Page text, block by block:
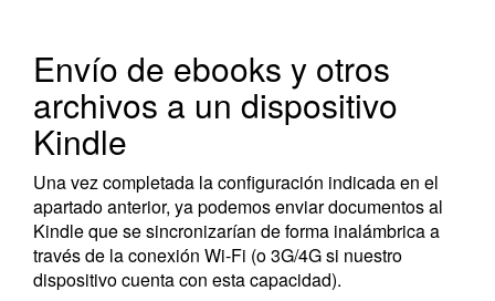
Envío de ebooks y otros
archivos a un dispositivo
Kindle
Una vez completada la configuración indicada en el
apartado anterior, ya podemos enviar documentos al
Kindle que se sincronizarían de forma inalámbrica a
través de la conexión Wi-Fi (o 3G/4G si nuestro
dispositivo cuenta con esta capacidad).